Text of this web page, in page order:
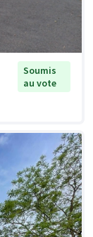
Soumis
au vote